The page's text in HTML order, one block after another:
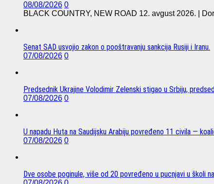
08/08/2026 0
BLACK COUNTRY, NEW ROAD 12. avgust 2026. |
Senat SAD usvojio zakon o pooštravanju sankcija Rusiji i Iranu.
07/08/2026 0
Predsednik Ukrajine Volodimir Zelenski stigao u Srbiju,
07/08/2026 0
U napadu Huta na Saudijsku Arabiju povređeno 11 civila —
07/08/2026 0
Dve osobe poginule, više od 20 povređeno u pucnjavi u školi